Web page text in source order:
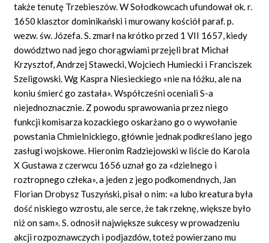
także tenutę Trzebieszów. W Sołodkowcach ufundował ok. r.
1650 klasztor dominikański i murowany kościół paraf. p.
wezw. św. Józefa. S. zmarł na krótko przed 1 VII 1657, kiedy
dowództwo nad jego chorągwiami przejęli brat Michał
Krzysztof, Andrzej Stawecki, Wojciech Humiecki i Franciszek
Szeligowski. Wg Kaspra Niesieckiego «nie na łóżku, ale na
koniu śmierć go zastała». Współcześni oceniali S-a
niejednoznacznie. Z powodu sprawowania przez niego
funkcji komisarza kozackiego oskarżano go o wywołanie
powstania Chmielnickiego, głównie jednak podkreślano jego
zasługi wojskowe. Hieronim Radziejowski w liście do Karola
X Gustawa z czerwcu 1656 uznał go za «dzielnego i
roztropnego człeka», a jeden z jego podkomendnych, Jan
Florian Drobysz Tuszyński, pisał o nim: «a lubo kreatura była
dość niskiego wzrostu, ale serce, że tak rzeknę, większe było
niż on sam». S. odnosił największe sukcesy w prowadzeniu
akcji rozpoznawczych i podjazdów, toteż powierzano mu